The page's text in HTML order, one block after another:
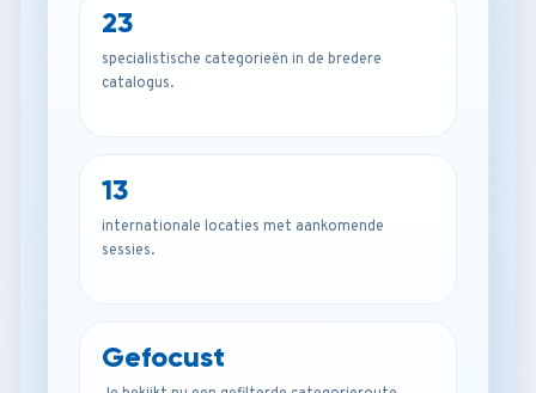
23
specialistische categorieën in de bredere
catalogus.
13
internationale locaties met aankomende
sessies.
Gefocust